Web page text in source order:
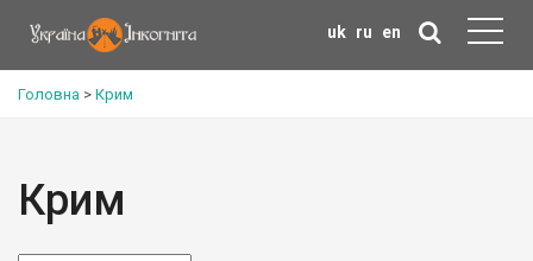
uk ru en
Головна > Крим
Крим